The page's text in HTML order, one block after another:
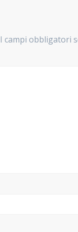
I campi obbligatori